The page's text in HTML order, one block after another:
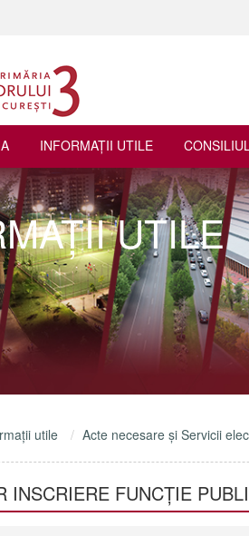
INFORMAŢII UTILE
UTILE
utile Acte necesare şi Servicii
INSCRIERE FUNCȚIE